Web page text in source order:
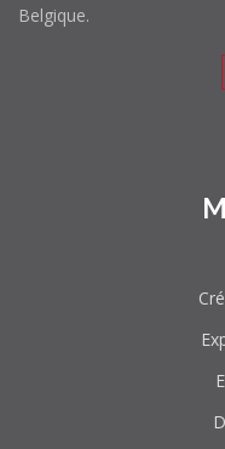
Belgique.